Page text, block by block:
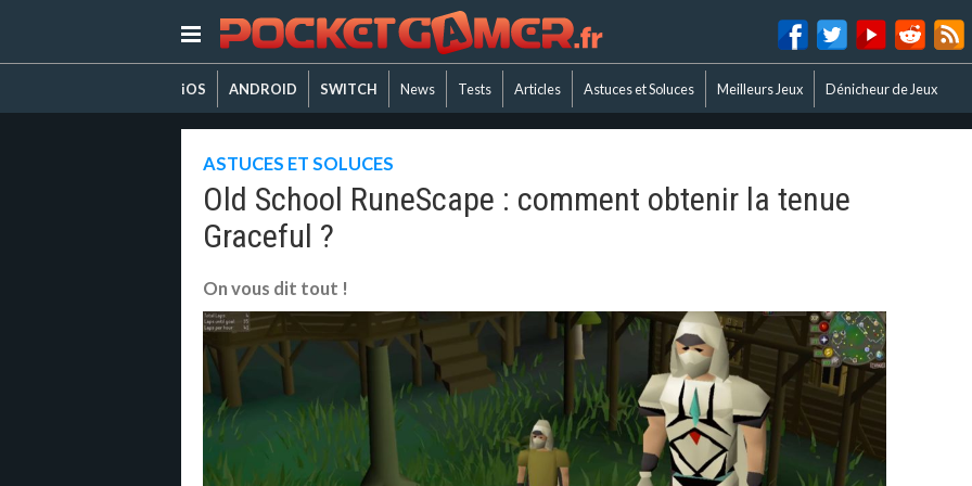
iOS ANDROID SWITCH News Tests Articles Astuces et Soluces Meilleurs Jeux Dénicheur de Jeux
ASTUCES ET SOLUCES
Old School RuneScape : comment obtenir la tenue
Graceful ?
On vous dit tout !